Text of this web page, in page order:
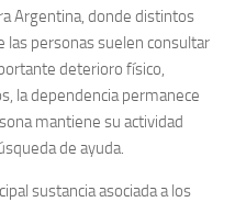
Argentina, donde distintos
las personas suelen consultar
deterioro físico,
la dependencia permanece
mantiene su actividad
de ayuda.
sustancia asociada a los